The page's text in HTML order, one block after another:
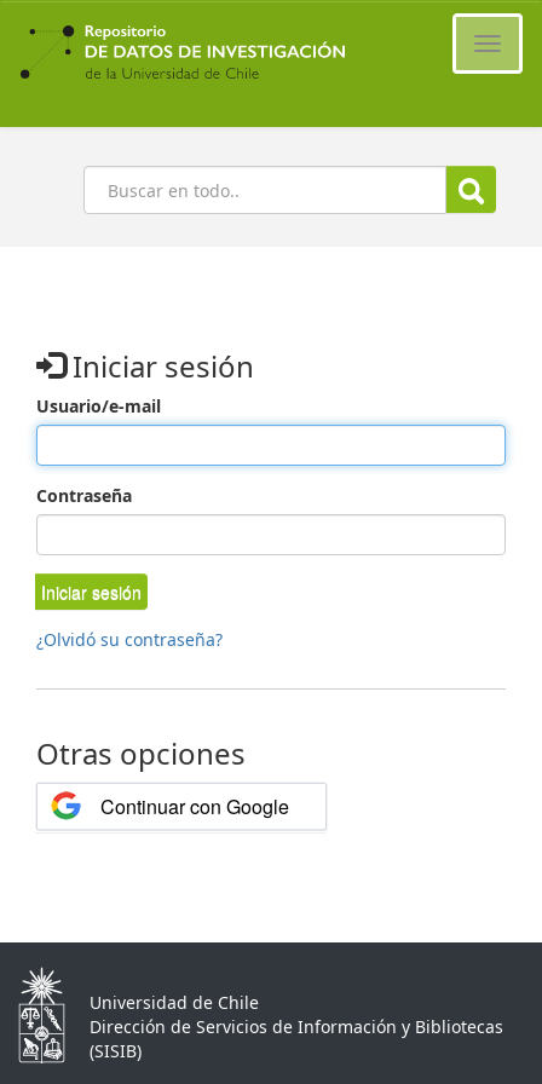
Ir
contenido
principal
Buscar
Iniciar sesión
Usuario/e-mail
Contraseña
Iniciar sesión
¿Olvidó su contraseña?
Otras opciones
Continuar con Google
Universidad de Chile
Dirección de Servicios de Información y Bibliotecas
(SISIB)